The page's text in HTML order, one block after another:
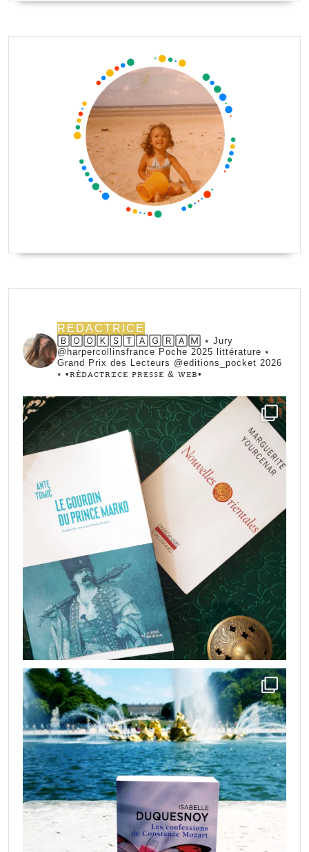
REDACTRICE
🄱🄾🄾🄺🅂🅃🄰🄶🅁🄰🄼 ⭑ Jury
@harpercollinsfrance Poche 2025 littérature ⭑
Grand Prix des Lecteurs @editions_pocket 2026
⭑ •ꭱꭼ́ꭰꭺꮯꭲꭱꮖꮯꭼ ꮲꭱꭼꮪꮪꭼ & ꮃꭼᏼ•